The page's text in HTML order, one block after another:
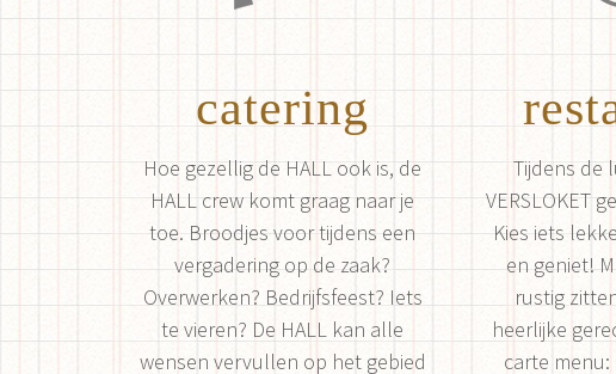
catering
Hoe gezellig de HALL ook is, de
HALL crew komt graag naar je
toe. Broodjes voor tijdens een
vergadering op de zaak?
Overwerken? Bedrijfsfeest? Iets
te vieren? De HALL kan alle
wensen vervullen op het gebied
Tijdens de
VERSLOKET
Kies iets
en geniet!
rustig
heerlijke
carte